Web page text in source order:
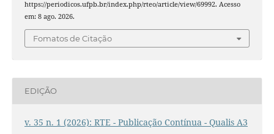
https://periodicos.ufpb.br/index.php/rteo/article/view/69992. Acesso
em: 8 ago. 2026.
Fomatos de Citação
EDIÇÃO
v. 35 n. 1 (2026): RTE - Publicação Contínua - Qualis A3